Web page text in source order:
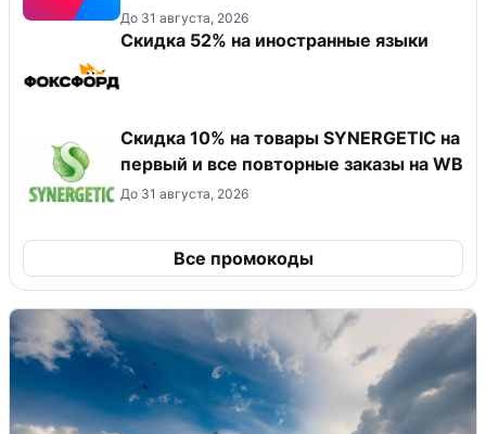
До 31 августа, 2026
Скидка 52% на иностранные языки
Скидка 10% на товары SYNERGETIC на
первый и все повторные заказы на WB
До 31 августа, 2026
Все промокоды